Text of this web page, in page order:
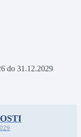
do 31.12.2029